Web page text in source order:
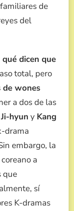
de
del
qué dicen que
total, pero
wones
a dos de las
hyun y Kang
drama
embargo, la
a
que
sí
K-dramas